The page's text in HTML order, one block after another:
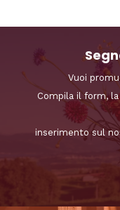
Vuoi
Compila il form,
inserimento sul